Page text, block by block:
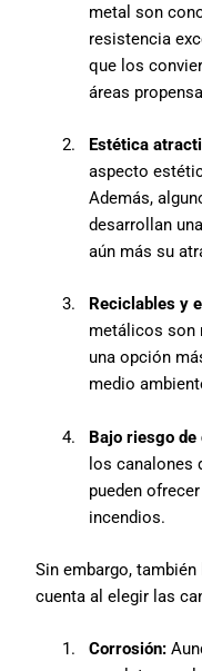
metal son
resistencia
que los
áreas
2. Estética
aspecto
Además,
desarrollan
aún más su
3. Reciclables y
metálicos son
una opción
medio
4. Bajo riesgo
los canalones
pueden
incendios.
Sin embargo,
cuenta al elegir las
1. Corrosión: